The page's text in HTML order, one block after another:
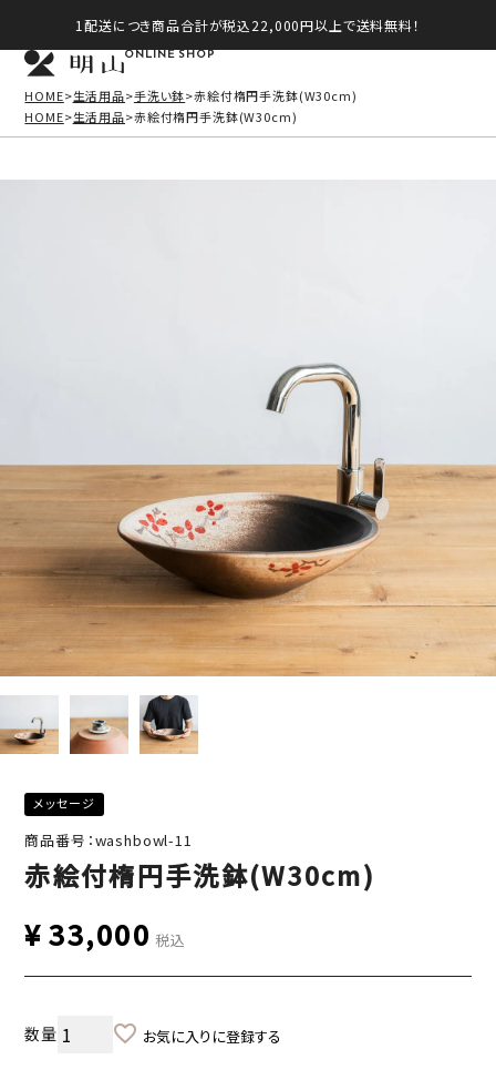
1配送につき商品合計が税込22,000円以上で送料無料！
ONLINE SHOP
HOME 生活用品 手洗い鉢 赤絵付楕円手洗鉢(W30cm)
HOME
生活用品 赤絵付楕円手洗鉢(W30cm)
メッセージ
商品番号：washbowl-11
赤絵付楕円手洗鉢(W30cm)
¥33,000 税込
お気に入りに登録する